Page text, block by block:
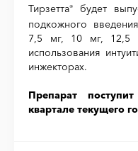
Тирзетта®
будет
подкожного
7,5 мг, 10 мг,
использования
инжекторах.
Препарат
квартале текущего